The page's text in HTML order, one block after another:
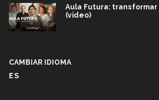
Aula Futura:
(video)
CAMBIAR IDIOMA
ES